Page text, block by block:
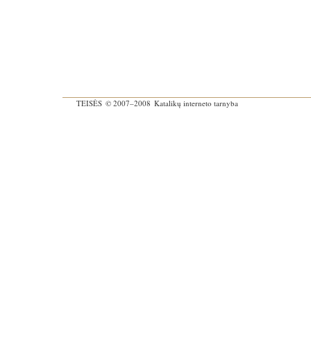
TEISĖS © 2007–2008 Katalikų interneto tarnyba